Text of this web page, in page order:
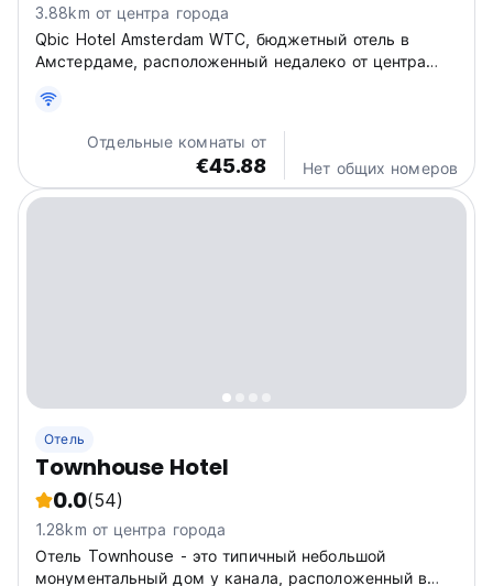
3.88km от центра города
Qbic Hotel Amsterdam WTC, бюджетный отель в
Амстердаме, расположенный недалеко от центра
Амстердама.
Отдельные комнаты от
€45.88 Нет общих номеров
Отель
Townhouse Hotel
0.0(54)
1.28km от центра города
Отель Townhouse - это типичный небольшой
монументальный дом у канала, расположенный в